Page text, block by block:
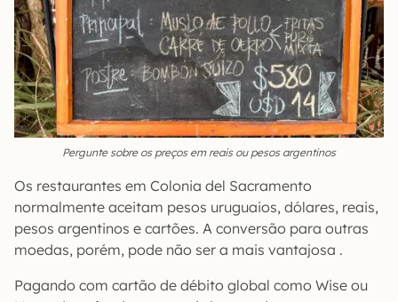
Pergunte sobre os preços em reais ou pesos argentinos
Os restaurantes em Colonia del Sacramento
normalmente aceitam pesos uruguaios, dólares, reais,
pesos argentinos e cartões. A conversão para outras
moedas, porém, pode não ser a mais vantajosa .
Pagando com cartão de débito global como Wise ou